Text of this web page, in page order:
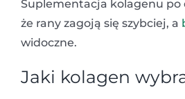
Suplementacja kolagenu po
że rany zagoją się szybciej, a
widoczne.
Jaki kolagen